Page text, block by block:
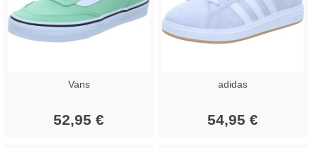
Vans
52,95 €
adidas
54,95 €